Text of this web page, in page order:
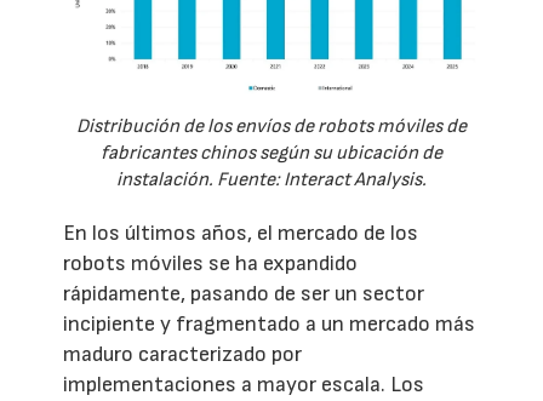
Distribución de los envíos de robots móviles de
fabricantes chinos según su ubicación de
instalación. Fuente: Interact Analysis.
En los últimos años, el mercado de los
robots móviles se ha expandido
rápidamente, pasando de ser un sector
incipiente y fragmentado a un mercado más
maduro caracterizado por
implementaciones a mayor escala. Los